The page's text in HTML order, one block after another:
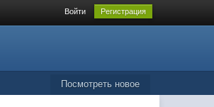
Войти Регистрация
Посмотреть новое